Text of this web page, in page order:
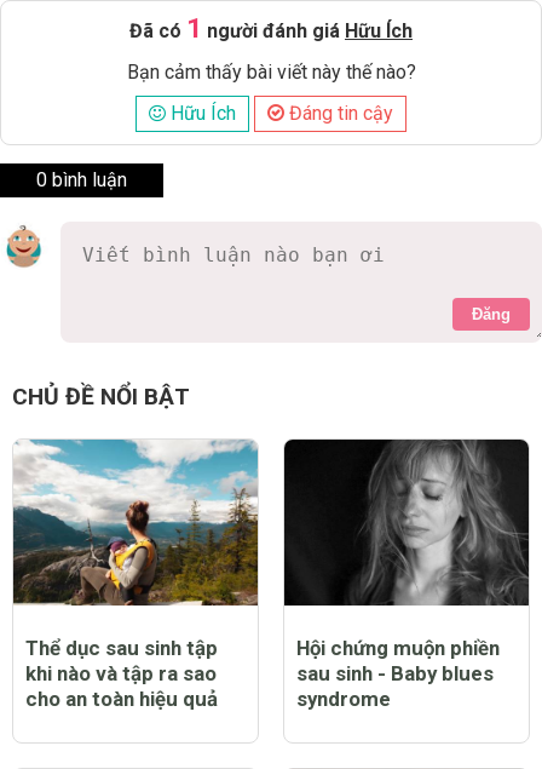
Đã có 1 người đánh giá Hữu Ích
Bạn cảm thấy bài viết này thế nào?
Hữu Ích
Đáng tin cậy
0 bình luận
Đăng
CHỦ ĐỀ NỔI BẬT
Thể dục sau sinh tập
khi nào và tập ra sao
cho an toàn hiệu quả
Hội chứng muộn phiền
sau sinh - Baby blues
syndrome